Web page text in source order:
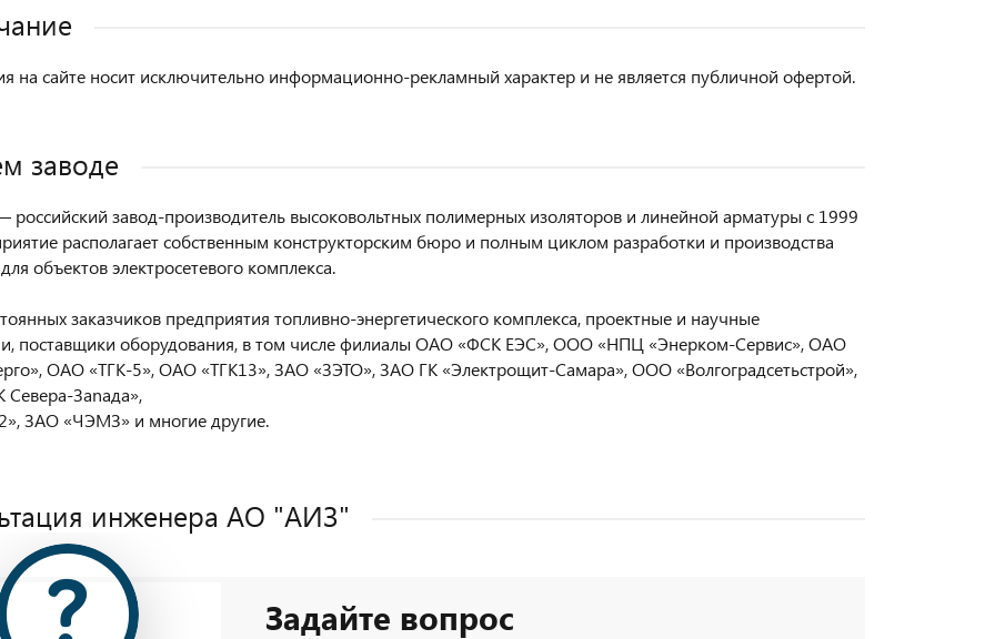
на сайте носит исключительно информационно-рекламный характер и не является публичной офертой.
заводе
завод-производитель высоковольтных полимерных изоляторов и линейной арматуры с 1999
располагает собственным конструкторским бюро и полным циклом разработки и производства
объектов электросетевого комплекса.
заказчиков предприятия топливно-энергетического комплекса, проектные и научные
поставщики оборудования, в том числе филиалы ОАО «ФСК ЕЭС», ООО «НПЦ «Энерком-Сервис», ОАО
ОАО «ТГК-5», ОАО «ТГК13», ЗАО «ЗЭТО», ЗАО ГК «Электрощит-Самара», ООО «Волгоградсетьстрой»,
Заnада»,
ЗАО «ЧЭМЗ» и многие другие.
инженера AO "АИЗ"
Задайте вопрос